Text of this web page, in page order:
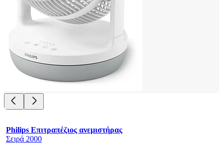
Philips Επιτραπέζιος ανεμιστήρας
Σειρά 2000